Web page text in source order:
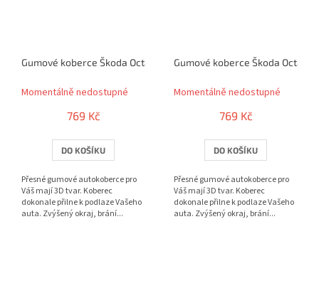
Gumové koberce Škoda Octavia III (A7) 3D (2013)
Momentálně nedostupné
769 Kč
DO KOŠÍKU
Přesné gumové autokoberce pro
Váš mají 3D tvar. Koberec
dokonale přilne k podlaze Vašeho
auta. Zvýšený okraj, brání...
Gumové koberce Škoda
Momentálně nedostupné
769 Kč
DO KOŠÍKU
Přesné gumové autokoberce pro
Váš mají 3D tvar. Koberec
dokonale přilne k podlaze Vašeho
auta. Zvýšený okraj, brání...